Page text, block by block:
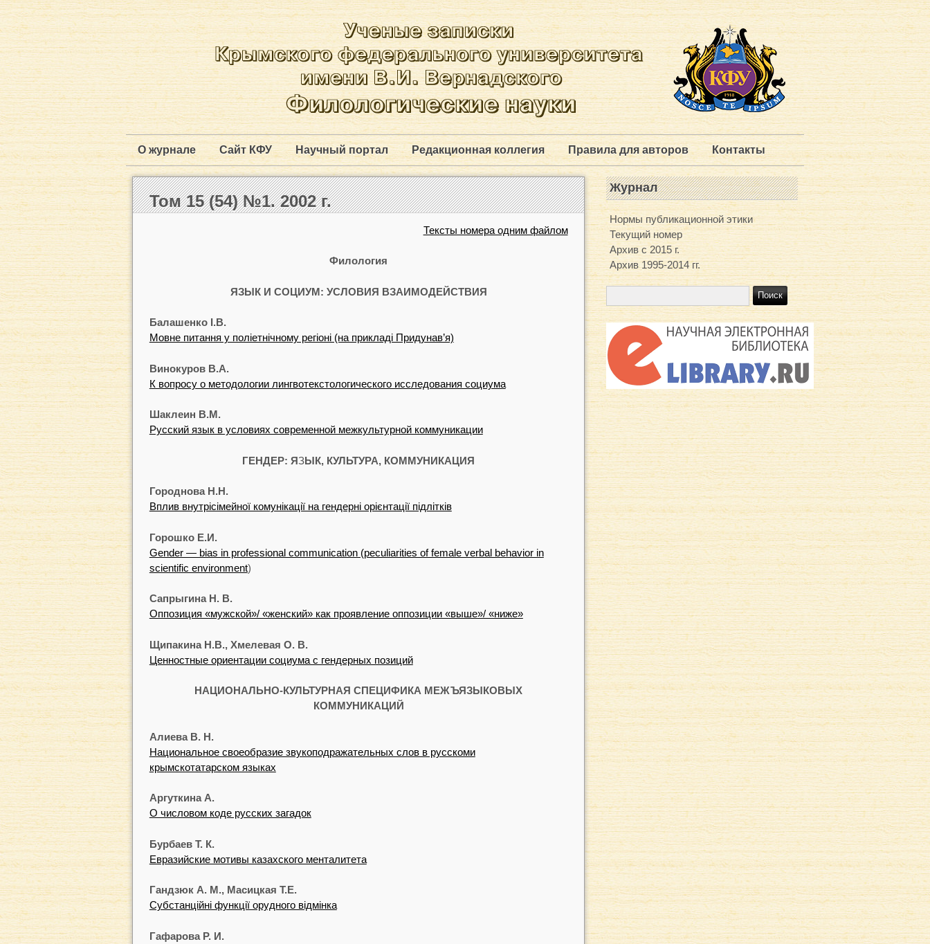
О журнале Сайт КФУ Научный портал Редакционная коллегия Правила для авторов Контакты
Том 15 (54) №1. 2002 г.
Тексты номера одним файлом
Филология
ЯЗЫК И СОЦИУМ: УСЛОВИЯ ВЗАИМОДЕЙСТВИЯ
Балашенко І.В.
Мовне питання у поліетнічному регіоні (на прикладі Придунав’я)
Винокуров В.А.
К вопросу о методологии лингвотекстологического исследования социума
Шаклеин В.М.
Русский язык в условиях современной межкультурной коммуникации
ГЕНДЕР: ЯЗЫК, КУЛЬТУРА, КОММУНИКАЦИЯ
Городнова Н.Н.
Вплив внутрісімейної комунікації на гендерні орієнтації підлітків
Горошко Е.И.
Gender — bias in professional communication (peculiarities of female verbal behavior in
scientific environment)
Сапрыгина H. В.
Оппозиция «мужской»/ «женский» как проявление оппозиции «выше»/ «ниже»
Щипакина Н.В., Хмелевая О. В.
Ценностные ориентации социума с гендерных позиций
НАЦИОНАЛЬНО-КУЛЬТУРНАЯ СПЕЦИФИКА МЕЖЪЯЗЫКОВЫХ
КОММУНИКАЦИЙ
Алиева В. H.
Национальное своеобразие звукоподражательных слов в русскоми
крымскотатарском языках
Аргуткина А.
О числовом коде русских загадок
Бурбаев Т. К.
Евразийские мотивы казахского менталитета
Гандзюк А. М., Масицкая Т.Е.
Субстанційні функції орудного відмінка
Гафарова Р. И.
Журнал
Нормы публикационной этики
Текущий номер
Архив с 2015 г.
Архив 1995-2014 гг.